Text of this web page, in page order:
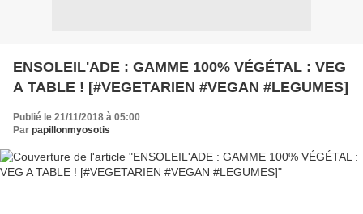
ENSOLEIL'ADE : GAMME 100% VÉGÉTAL : VEG
A TABLE ! [#VEGETARIEN #VEGAN #LEGUMES]
Publié le 21/11/2018 à 05:00
Par papillonmyosotis